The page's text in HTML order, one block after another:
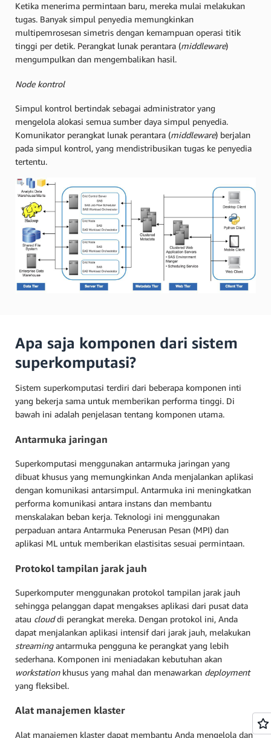
Ketika menerima permintaan baru, mereka mulai melakukan
tugas. Banyak simpul penyedia memungkinkan
multipemrosesan simetris dengan kemampuan operasi titik
tinggi per detik. Perangkat lunak perantara (middleware)
mengumpulkan dan mengembalikan hasil.
Node kontrol
Simpul kontrol bertindak sebagai administrator yang
mengelola alokasi semua sumber daya simpul penyedia.
Komunikator perangkat lunak perantara (middleware) berjalan
pada simpul kontrol, yang mendistribusikan tugas ke penyedia
tertentu.
Apa saja komponen dari sistem
superkomputasi?
Sistem superkomputasi terdiri dari beberapa komponen inti
yang bekerja sama untuk memberikan performa tinggi. Di
bawah ini adalah penjelasan tentang komponen utama.
Antarmuka jaringan
Superkomputasi menggunakan antarmuka jaringan yang
dibuat khusus yang memungkinkan Anda menjalankan aplikasi
dengan komunikasi antarsimpul. Antarmuka ini meningkatkan
performa komunikasi antara instans dan membantu
menskalakan beban kerja. Teknologi ini menggunakan
perpaduan antara Antarmuka Penerusan Pesan (MPI) dan
aplikasi ML untuk memberikan elastisitas sesuai permintaan.
Protokol tampilan jarak jauh
Superkomputer menggunakan protokol tampilan jarak jauh
sehingga pelanggan dapat mengakses aplikasi dari pusat data
atau clouddi perangkat mereka. Dengan protokol ini, Anda
dapat menjalankan aplikasi intensif dari jarak jauh, melakukan
streamingantarmuka pengguna ke perangkat yang lebih
sederhana. Komponen ini meniadakan kebutuhan akan
workstation khusus yang mahal dan menawarkan deployment
yang fleksibel.
Alat manajemen klaster
Alat manajemen klaster dapat membantu Anda mengelola dan